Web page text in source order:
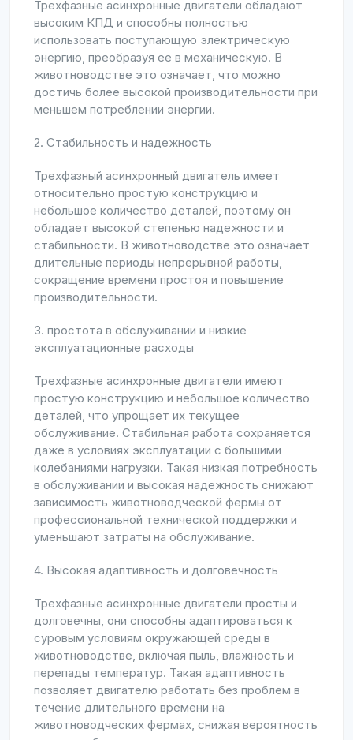
Трехфазные асинхронные двигатели обладают
высоким КПД и способны полностью
использовать поступающую электрическую
энергию, преобразуя ее в механическую. В
животноводстве это означает, что можно
достичь более высокой производительности при
меньшем потреблении энергии.
2. Стабильность и надежность
Трехфазный асинхронный двигатель имеет
относительно простую конструкцию и
небольшое количество деталей, поэтому он
обладает высокой степенью надежности и
стабильности. В животноводстве это означает
длительные периоды непрерывной работы,
сокращение времени простоя и повышение
производительности.
3. простота в обслуживании и низкие
эксплуатационные расходы
Трехфазные асинхронные двигатели имеют
простую конструкцию и небольшое количество
деталей, что упрощает их текущее
обслуживание. Стабильная работа сохраняется
даже в условиях эксплуатации с большими
колебаниями нагрузки. Такая низкая потребность
в обслуживании и высокая надежность снижают
зависимость животноводческой фермы от
профессиональной технической поддержки и
уменьшают затраты на обслуживание.
4. Высокая адаптивность и долговечность
Трехфазные асинхронные двигатели просты и
долговечны, они способны адаптироваться к
суровым условиям окружающей среды в
животноводстве, включая пыль, влажность и
перепады температур. Такая адаптивность
позволяет двигателю работать без проблем в
течение длительного времени на
животноводческих фермах, снижая вероятность